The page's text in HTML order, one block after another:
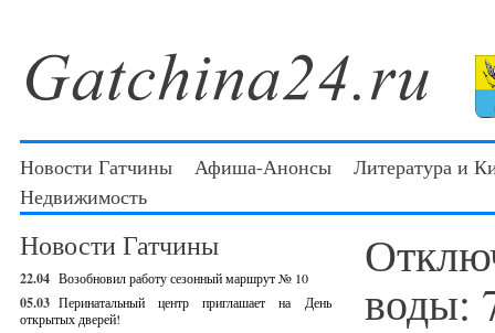
Новости Гатчины Афиша-Анонсы
Литература и
Недвижимость
Новости Гатчины
22.04 Возобновил работу сезонный маршрут № 10
05.03 Перинатальный центр приглашает на День
открытых дверей!
воды: